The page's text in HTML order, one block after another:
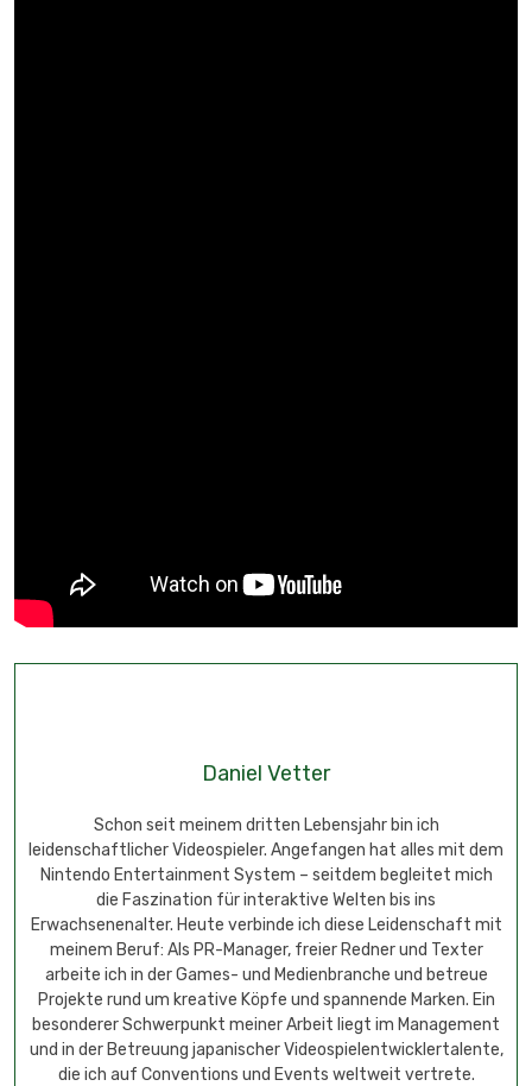
Daniel Vetter
Schon seit meinem dritten Lebensjahr bin ich
leidenschaftlicher Videospieler. Angefangen hat alles mit dem
Nintendo Entertainment System – seitdem begleitet mich
die Faszination für interaktive Welten bis ins
Erwachsenenalter. Heute verbinde ich diese Leidenschaft mit
meinem Beruf: Als PR-Manager, freier Redner und Texter
arbeite ich in der Games- und Medienbranche und betreue
Projekte rund um kreative Köpfe und spannende Marken. Ein
besonderer Schwerpunkt meiner Arbeit liegt im Management
und in der Betreuung japanischer Videospielentwicklertalente,
die ich auf Conventions und Events weltweit vertrete.